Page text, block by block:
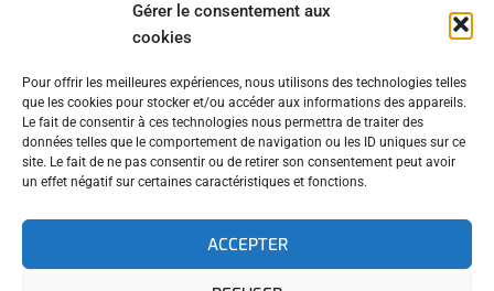
Gérer le consentement aux
cookies
Pour offrir les meilleures expériences, nous utilisons des technologies telles
que les cookies pour stocker et/ou accéder aux informations des appareils.
Le fait de consentir à ces technologies nous permettra de traiter des
données telles que le comportement de navigation ou les ID uniques sur ce
site. Le fait de ne pas consentir ou de retirer son consentement peut avoir
un effet négatif sur certaines caractéristiques et fonctions.
ACCEPTER
Comment fabrique-t-on un dispositif qui
transforme un conseil d’administration en cellule
de crise crédible pendant deux jours ?
15/06/2026
SUIVEZ NOUS